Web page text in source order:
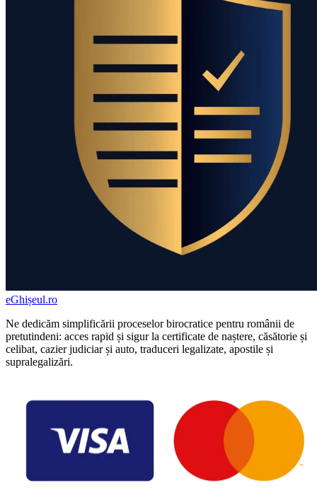
eGhișeul.ro
Ne dedicăm simplificării proceselor birocratice pentru românii de
pretutindeni: acces rapid și sigur la certificate de naștere, căsătorie și
celibat, cazier judiciar și auto, traduceri legalizate, apostile și
supralegalizări.